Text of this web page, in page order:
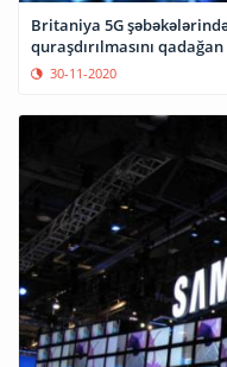
Britaniya 5G
quraşdırılmasını
30-11-2020